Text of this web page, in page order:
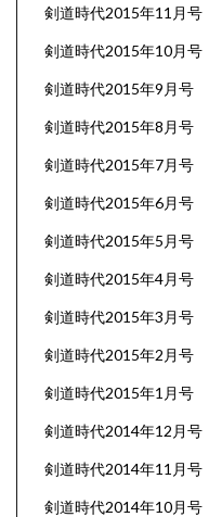
剣道時代2015年11月号
剣道時代2015年10月号
剣道時代2015年9月号
剣道時代2015年8月号
剣道時代2015年7月号
剣道時代2015年6月号
剣道時代2015年5月号
剣道時代2015年4月号
剣道時代2015年3月号
剣道時代2015年2月号
剣道時代2015年1月号
剣道時代2014年12月号
剣道時代2014年11月号
剣道時代2014年10月号